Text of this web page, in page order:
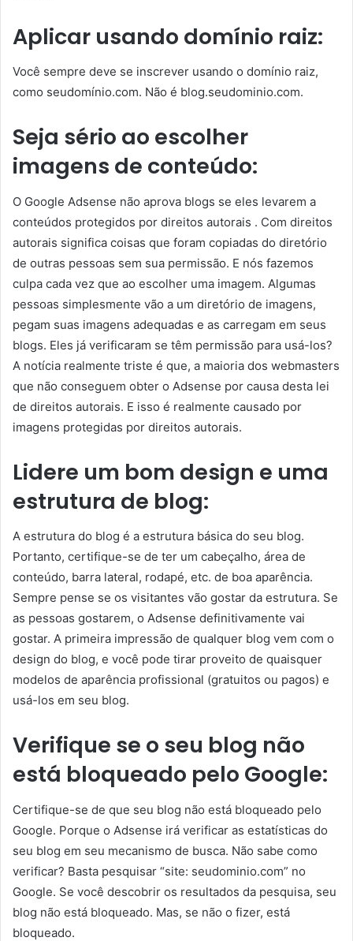
Aplicar usando domínio raiz:
Você sempre deve se inscrever usando o domínio raiz,
como seudomínio.com. Não é blog.seudominio.com.
Seja sério ao escolher
imagens de conteúdo:
O Google Adsense não aprova blogs se eles levarem a
conteúdos protegidos por direitos autorais . Com direitos
autorais significa coisas que foram copiadas do diretório
de outras pessoas sem sua permissão. E nós fazemos
culpa cada vez que ao escolher uma imagem. Algumas
pessoas simplesmente vão a um diretório de imagens,
pegam suas imagens adequadas e as carregam em seus
blogs. Eles já verificaram se têm permissão para usá-los?
A notícia realmente triste é que, a maioria dos webmasters
que não conseguem obter o Adsense por causa desta lei
de direitos autorais. E isso é realmente causado por
imagens protegidas por direitos autorais.
Lidere um bom design e uma
estrutura de blog:
A estrutura do blog é a estrutura básica do seu blog.
Portanto, certifique-se de ter um cabeçalho, área de
conteúdo, barra lateral, rodapé, etc. de boa aparência.
Sempre pense se os visitantes vão gostar da estrutura. Se
as pessoas gostarem, o Adsense definitivamente vai
gostar. A primeira impressão de qualquer blog vem com o
design do blog, e você pode tirar proveito de quaisquer
modelos de aparência profissional (gratuitos ou pagos) e
usá-los em seu blog.
Verifique se o seu blog não
está bloqueado pelo Google:
Certifique-se de que seu blog não está bloqueado pelo
Google. Porque o Adsense irá verificar as estatísticas do
seu blog em seu mecanismo de busca. Não sabe como
verificar? Basta pesquisar “site: seudominio.com” no
Google. Se você descobrir os resultados da pesquisa, seu
blog não está bloqueado. Mas, se não o fizer, está
bloqueado.